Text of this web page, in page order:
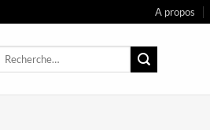
A propos
Recherche